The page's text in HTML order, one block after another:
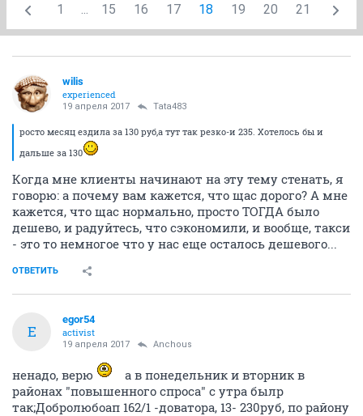
1 ... 15 16 17 18 19 20 21
wilis
experienced
19 апреля 2017 Tata483
росто месяц ездила за 130 руб,а тут так резко-и 235. Хотелось бы и
дальше за 130
Когда мне клиенты начинают на эту тему стенать, я
говорю: а почему вам кажется, что щас дорого? А мне
кажется, что щас нормально, просто ТОГДА было
дешево, и радуйтесь, что сэкономили, и вообще, такси
- это то немногое что у нас еще осталось дешевого...
ОТВЕТИТЬ
E
egor54
activist
19 апреля 2017 Anchous
ненадо, верю
а в понедельник и вторник в
районах "повышенного спроса" с утра былр
так;Добролюбоап 162/1 -доватора, 13- 230руб, по району